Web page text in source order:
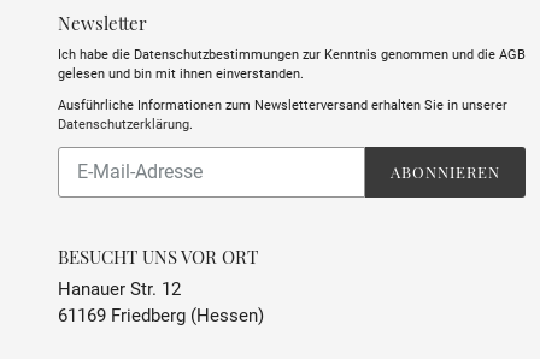
Newsletter
Ich habe die Datenschutzbestimmungen zur Kenntnis genommen und die AGB
gelesen und bin mit ihnen einverstanden.
Ausführliche Informationen zum Newsletterversand erhalten Sie in unserer
Datenschutzerklärung.
unsere
ABONNIEREN
BESUCHT UNS VOR ORT
Hanauer Str. 12
61169 Friedberg (Hessen)